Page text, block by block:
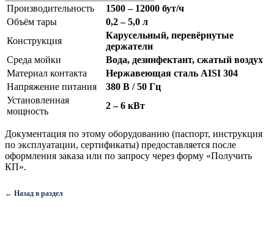
Производительность
1500 – 12000 бут/ч
Объём тары
0,2 – 5,0 л
Конструкция
Карусельный, перевёрнутые
держатели
Среда мойки
Вода, дезинфектант, сжатый воздух
Материал контакта
Нержавеющая сталь AISI 304
Напряжение питания
380 В / 50 Гц
Установленная
мощность
2 – 6 кВт
Документация по этому оборудованию (паспорт, инструкция
по эксплуатации, сертификаты) предоставляется после
оформления заказа или по запросу через форму «Получить
КП».
← Назад в раздел